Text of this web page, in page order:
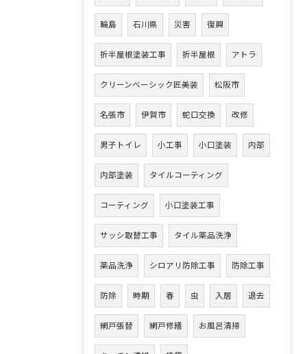
輪島 石川県 災害 復興
折半屋根塗装工事 折半屋根 アトラ
クリーンベーシック匠美装 松阪市
名張市 伊賀市 蛇口交換 改修
男子トイレ 小工事 小口塗装 内部
内部塗装 タイルコーティング
コーティング 小口塗装工事
サッシ取替工事 タイル薬品洗浄
薬品洗浄 シロアリ防除工事 防除工事
防除 時期 春 虫 入居 退去
網戸張替 網戸修繕 お風呂清掃